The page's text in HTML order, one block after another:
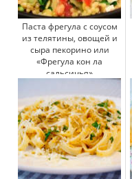
Паста фрегула с соусом
из телятины, овощей и
сыра пекорино или
«Фрегула кон ла
сальсичья»